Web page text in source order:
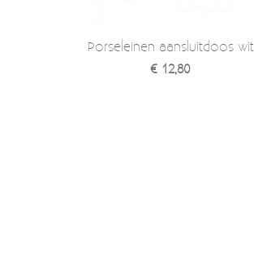
Porseleinen aansluitdoos wit
€ 12,80